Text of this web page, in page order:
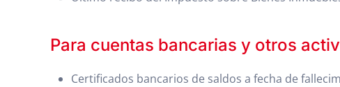
Para cuentas bancarias y otros
Certificados bancarios de saldos a fecha de